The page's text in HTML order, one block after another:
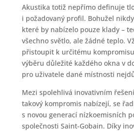
Akustika totiž nepřímo definuje
i požadovaný profil. Bohužel
které by nabízelo pouze klady –
všechno světlo, ale žádné teplo.
přistoupit k určitému
výběru důležité každého okna v
pro uživatele dané místnosti
Mezi spolehlivá inovativním
takový kompromis nabízejí, se
s novou generací nízkoemisních
společnosti Saint-Gobain. Díky